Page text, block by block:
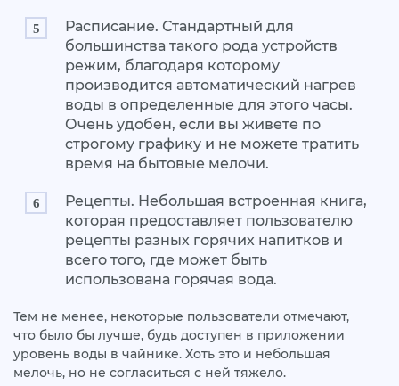
Расписание. Стандартный для
большинства такого рода устройств
режим, благодаря которому
производится автоматический нагрев
воды в определенные для этого часы.
Очень удобен, если вы живете по
строгому графику и не можете тратить
время на бытовые мелочи.
Рецепты. Небольшая встроенная книга,
которая предоставляет пользователю
рецепты разных горячих напитков и
всего того, где может быть
использована горячая вода.
Тем не менее, некоторые пользователи отмечают,
что было бы лучше, будь доступен в приложении
уровень воды в чайнике. Хоть это и небольшая
мелочь, но не согласиться с ней тяжело.